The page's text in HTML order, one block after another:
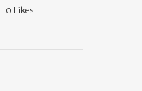
0Likes